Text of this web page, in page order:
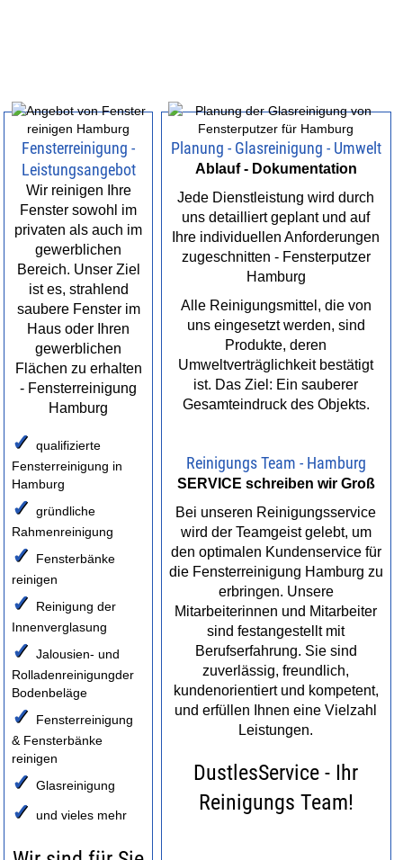
Fensterreinigung -
Leistungsangebot
Wir reinigen Ihre
Fenster sowohl im
privaten als auch im
gewerblichen
Bereich. Unser Ziel
ist es, strahlend
saubere Fenster im
Haus oder Ihren
gewerblichen
Flächen zu erhalten
- Fensterreinigung
Hamburg
✓ qualifizierte
Fensterreinigung in
Hamburg
✓ gründliche
Rahmenreinigung
✓
Fensterbänke
reinigen
✓
Reinigung der
Innenverglasung
✓ Jalousien- und
Rolladenreinigungder
Bodenbeläge
✓
Fensterreinigung
& Fensterbänke
reinigen
✓ Glasreinigung
✓ und vieles mehr
Planung - Glasreinigung - Umwelt
Ablauf - Dokumentation
Jede Dienstleistung wird durch
uns detailliert geplant und auf
Ihre individuellen Anforderungen
zugeschnitten - Fensterputzer
Hamburg
Alle Reinigungsmittel, die von
uns eingesetzt werden, sind
Produkte, deren
Umweltverträglichkeit bestätigt
ist. Das Ziel: Ein sauberer
Gesamteindruck des Objekts.
Reinigungs Team - Hamburg
SERVICE schreiben wir Groß
Bei unseren Reinigungsservice
wird der Teamgeist gelebt, um
den optimalen Kundenservice für
die Fensterreinigung Hamburg zu
erbringen. Unsere
Mitarbeiterinnen und Mitarbeiter
sind festangestellt mit
Berufserfahrung. Sie sind
zuverlässig, freundlich,
kundenorientiert und kompetent,
und erfüllen Ihnen eine Vielzahl
Leistungen.
DustlesService - Ihr
Reinigungs Team!